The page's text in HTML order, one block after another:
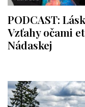
PODCAST:
Vzťahy očami
Nádaskej